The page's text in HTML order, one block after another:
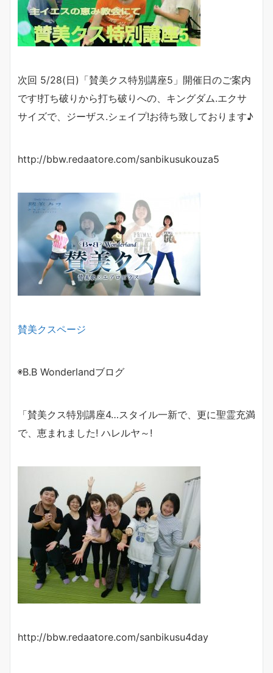
次回 5/28(日)「賛美クス特別講座5」開催日のご案内
です!打ち破りから打ち破りへの、 キングダム.エクサ
サイズで、ジーザス.シェイプ!お待ち致しております♪
http://bbw.redaatore.com/sanbikusukouza5
賛美クスページ
◉B.B Wonderlandブログ
「賛美クス特別講座4…スタイル一新で、更に聖霊充満
で、 恵まれました! ハレルヤ～!
http://bbw.redaatore.com/sanbikusu4day